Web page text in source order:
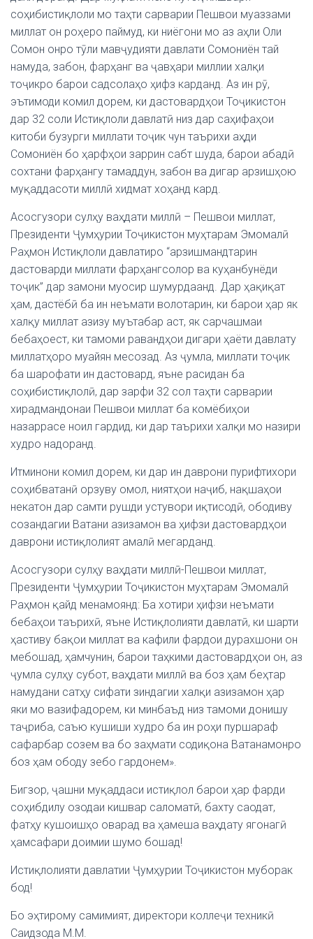
соҳибистиқлоли мо таҳти сарварии Пешвои муаззами
миллат он роҳеро паймуд, ки ниёгони мо аз аҳли Оли
Сомон онро тӯли мавҷудияти давлати Сомониён тай
намуда, забон, фарҳанг ва ҷавҳари миллии халқи
тоҷикро барои садсолаҳо ҳифз карданд. Аз ин рӯ,
эътимоди комил дорем, ки дастовардҳои Тоҷикистон
дар 32 соли Истиқлоли давлатӣ низ дар саҳифаҳои
китоби бузурги миллати тоҷик чун таърихи аҳди
Сомониён бо ҳарфҳои заррин сабт шуда, барои абадӣ
сохтани фарҳангу тамаддун, забон ва дигар арзишҳою
муқаддасоти миллӣ хидмат хоҳанд кард.
Асосгузори сулҳу ваҳдати миллӣ – Пешвои миллат,
Президенти Ҷумҳурии Тоҷикистон муҳтарам Эмомалӣ
Раҳмон Истиқлоли давлатиро “арзишмандтарин
дастоварди миллати фарҳангсолор ва куҳанбунёди
тоҷик” дар замони муосир шумурдаанд. Дар ҳақиқат
ҳам, дастёбӣ ба ин неъмати волотарин, ки барои ҳар як
халқу миллат азизу муътабар аст, як сарчашмаи
бебаҳоест, ки тамоми равандҳои дигари ҳаёти давлату
миллатҳоро муайян месозад. Аз ҷумла, миллати тоҷик
ба шарофати ин дастовард, яъне расидан ба
соҳибистиқлолӣ, дар зарфи 32 сол таҳти сарварии
хирадмандонаи Пешвои миллат ба комёбиҳои
назаррасе ноил гардид, ки дар таърихи халқи мо назири
худро надоранд.
Итминони комил дорем, ки дар ин даврони пурифтихори
соҳибватанӣ орзуву омол, ниятҳои наҷиб, нақшаҳои
некатон дар самти рушди устувори иқтисодӣ, ободиву
созандагии Ватани азизамон ва ҳифзи дастовардҳои
даврони истиқлолият амалӣ мегарданд.
Асосгузори сулҳу ваҳдати миллӣ-Пешвои миллат,
Президенти Ҷумҳурии Тоҷикистон муҳтарам Эмомалӣ
Раҳмон қайд менамоянд: Ба хотири ҳифзи неъмати
бебаҳои таърихӣ, яъне Истиқлолияти давлатӣ, ки шарти
ҳастиву бақои миллат ва кафили фардои дурахшони он
мебошад, ҳамчунин, барои таҳкими дастовардҳои он, аз
ҷумла сулҳу субот, ваҳдати миллӣ ва боз ҳам беҳтар
намудани сатҳу сифати зиндагии халқи азизамон ҳар
яки мо вазифадорем, ки минбаъд низ тамоми донишу
таҷриба, саъю кушиши худро ба ин роҳи пуршараф
сафарбар созем ва бо заҳмати содиқона Ватанамонро
боз ҳам ободу зебо гардонем».
Бигзор, ҷашни муқаддаси истиқлол барои ҳар фарди
соҳибдилу озодаи кишвар саломатӣ, бахту саодат,
фатҳу кушоишҳо оварад ва ҳамеша ваҳдату ягонагӣ
ҳамсафари доимии шумо бошад!
Истиқлолияти давлатии Ҷумҳурии Тоҷикистон муборак
бод!
Бо эҳтирому самимият, директори коллеҷи техникӣ
Саидзода М.М.